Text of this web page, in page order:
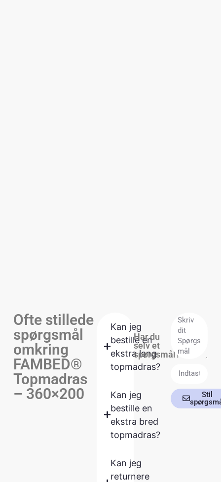
Ofte stillede
spørgsmål
omkring
FAMBED®
Topmadras
– 360×200
Kan jeg
bestille en
ekstra lang
topmadras?
Kan jeg
bestille en
ekstra bred
topmadras?
Kan jeg
returnere
Har du
selv et
spørgsmål?
Stil